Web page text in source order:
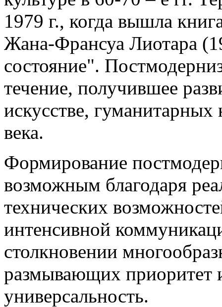
1979 г., когда вышла
Жана-Франсуа Лиотара
состояние".
течение, получившее
искусстве,
века.
Формирование
возможным благодаря
технических
интенсивной
столкновении
размывающих приоритет
универсальность.